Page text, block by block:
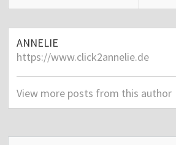
ANNELIE
https://www.click2annelie.de
View more posts from this author